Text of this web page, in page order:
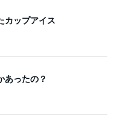
カップアイス
あったの？